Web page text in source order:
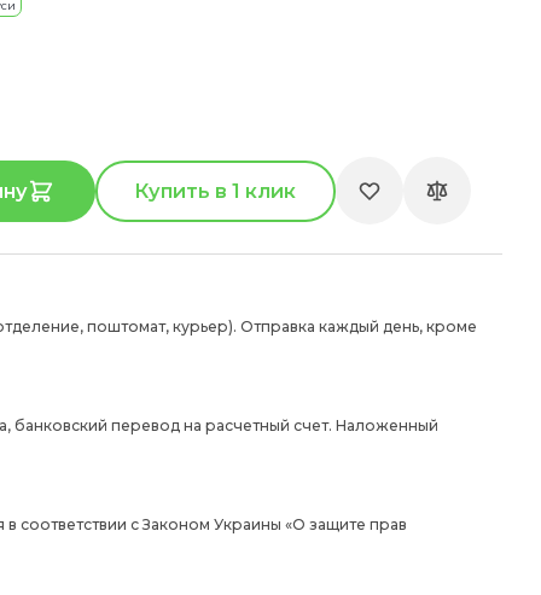
Купить в 1 клик
поштомат, курьер). Отправка каждый день, кроме
банковский перевод на расчетный счет. Наложенный
соответствии с Законом Украины «О защите прав